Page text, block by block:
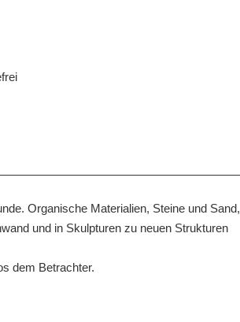
Organische Materialien, Steine und Sand,
und in Skulpturen zu neuen Strukturen
dem Betrachter.